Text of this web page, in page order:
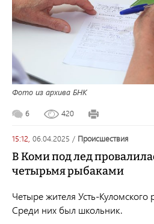
Фото из архива БНК
6 420
15:12, 06.04.2025 / происшествия
В Коми под лед
четырьмя рыбаками
Четыре жителя Усть-Куломского
Среди них был школьник.